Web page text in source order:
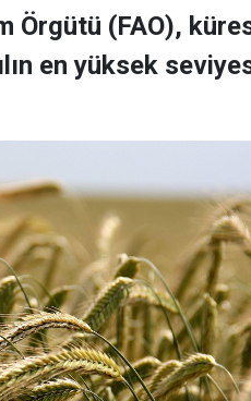
Örgütü (FAO),
en yüksek